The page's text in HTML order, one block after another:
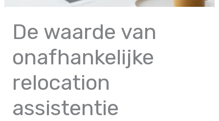
De waarde van
onafhankelijke
relocation
assistentie